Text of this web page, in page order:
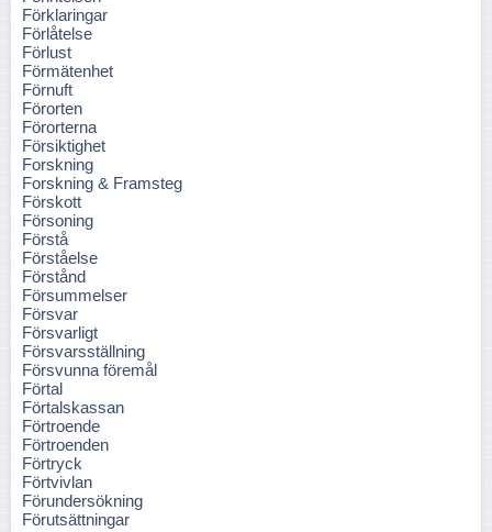
Förklaringar
Förlåtelse
Förlust
Förmätenhet
Förnuft
Förorten
Förorterna
Försiktighet
Forskning
Forskning & Framsteg
Förskott
Försoning
Förstå
Förståelse
Förstånd
Försummelser
Försvar
Försvarligt
Försvarsställning
Försvunna föremål
Förtal
Förtalskassan
Förtroende
Förtroenden
Förtryck
Förtvivlan
Förundersökning
Förutsättningar